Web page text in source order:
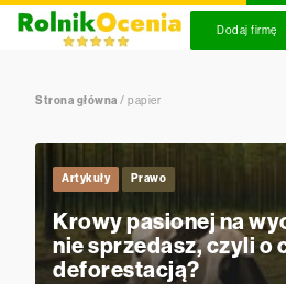
Dodaj firmę
Strona główna / papier
Artykuły Prawo
Krowy pasionej na
nie sprzedasz, czyli o
deforestacją?